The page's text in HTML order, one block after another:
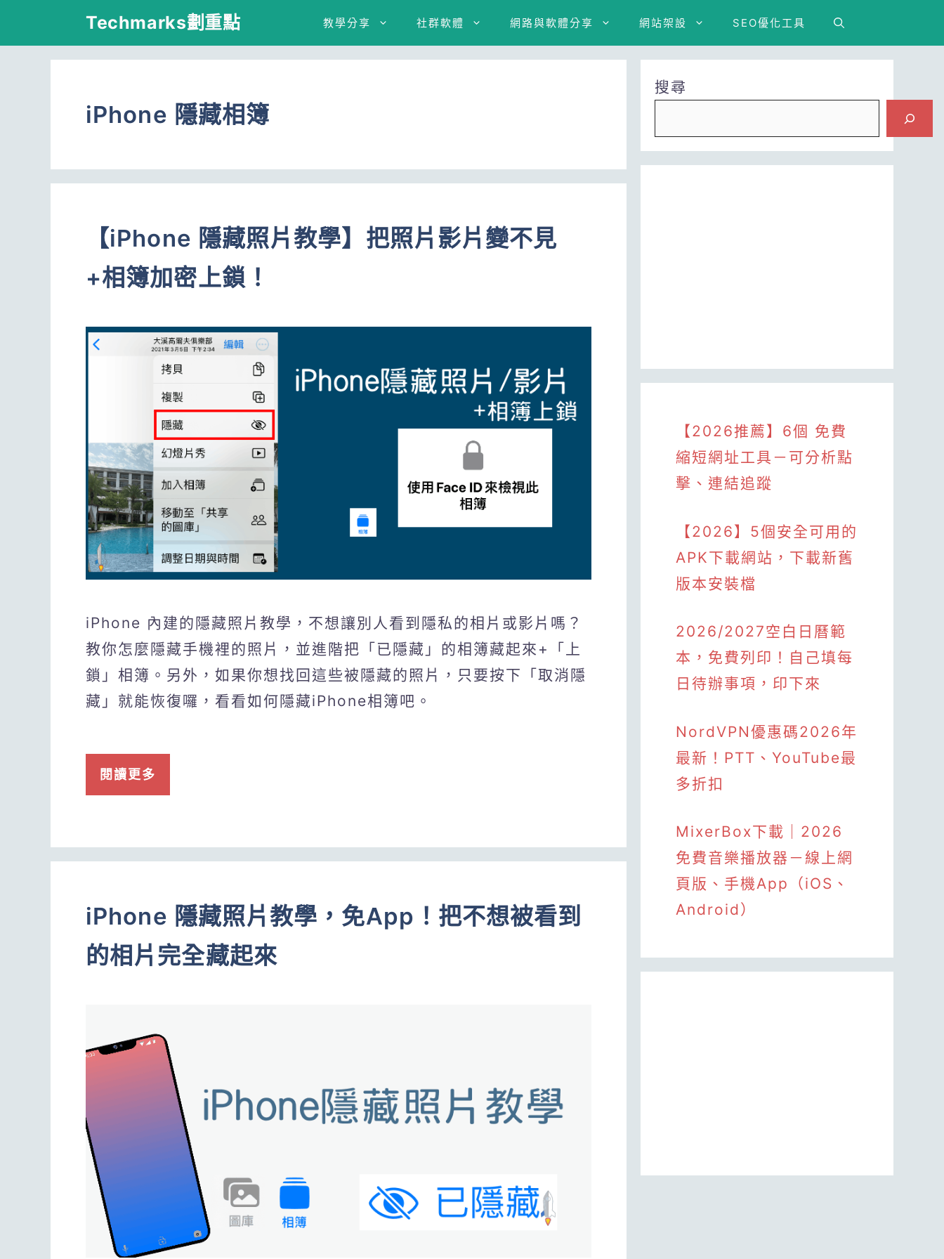
Techmarks劃重點 教學分享 社群軟體 網路與軟體分享 網站架設 SEO優化工具
iPhone 隱藏相簿
【iPhone 隱藏照片教學】把照片影片變不見
+相簿加密上鎖！
iPhone 內建的隱藏照片教學，不想讓別人看到隱私的相片或影片嗎？
教你怎麼隱藏手機裡的照片，並進階把「已隱藏」的相簿藏起來+「上
鎖」相簿。另外，如果你想找回這些被隱藏的照片，只要按下「取消隱
藏」就能恢復囉，看看如何隱藏iPhone相簿吧。
閱讀更多
iPhone 隱藏照片教學，免App！把不想被看到
的相片完全藏起來
搜尋
【2026推薦】6個 免費
縮短網址工具－可分析點
擊、連結追蹤
【2026】5個安全可用的
APK下載網站，下載新舊
版本安裝檔
2026/2027空白日曆範
本，免費列印！自己填每
日待辦事項，印下來
NordVPN優惠碼2026年
最新！PTT、YouTube最
多折扣
MixerBox下載｜2026
免費音樂播放器－線上網
頁版、手機App（iOS、
Android）